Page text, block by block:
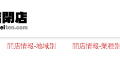
開店情報-地域別 開店情報-業種別